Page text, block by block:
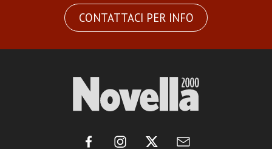
CONTATTACI PER INFO